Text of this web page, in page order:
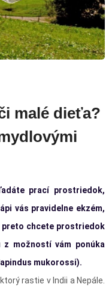
malé dieťa?
prací prostriedok,
vás pravidelne ekzém,
preto chcete prostriedok
možností vám ponúka
mukorossi).
rastie v Indii a Nepále.